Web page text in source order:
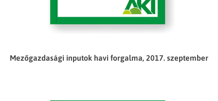
Mezőgazdasági inputok havi forgalma, 2017. szeptember